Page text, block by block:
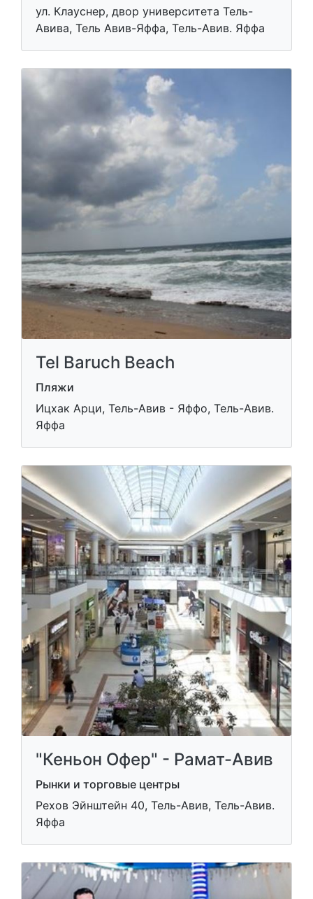
ул. Клауснер, двор университета Тель-
Авива, Тель Авив-Яффа, Тель-Авив. Яффа
Tel Baruch Beach
Пляжи
Ицхак Арци, Тель-Авив - Яффо, Тель-Авив.
Яффа
"Кеньон Офер" - Рамат-Авив
Рынки и торговые центры
Рехов Эйнштейн 40, Тель-Авив, Тель-Авив.
Яффа